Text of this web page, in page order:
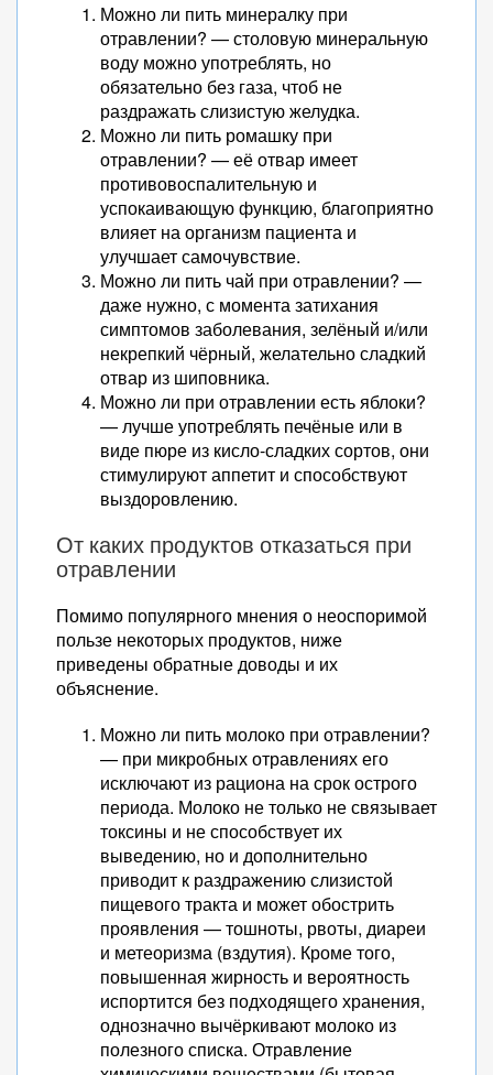
Можно ли пить минералку при
отравлении? — столовую минеральную
воду можно употреблять, но
обязательно без газа, чтоб не
раздражать слизистую желудка.
Можно ли пить ромашку при
отравлении? — её отвар имеет
противовоспалительную и
успокаивающую функцию, благоприятно
влияет на организм пациента и
улучшает самочувствие.
Можно ли пить чай при отравлении? —
даже нужно, с момента затихания
симптомов заболевания, зелёный и/или
некрепкий чёрный, желательно сладкий
отвар из шиповника.
Можно ли при отравлении есть яблоки?
— лучше употреблять печёные или в
виде пюре из кисло-сладких сортов, они
стимулируют аппетит и способствуют
выздоровлению.
От каких продуктов отказаться при
отравлении
Помимо популярного мнения о неоспоримой
пользе некоторых продуктов, ниже
приведены обратные доводы и их
объяснение.
Можно ли пить молоко при отравлении?
— при микробных отравлениях его
исключают из рациона на срок острого
периода. Молоко не только не связывает
токсины и не способствует их
выведению, но и дополнительно
приводит к раздражению слизистой
пищевого тракта и может обострить
проявления — тошноты, рвоты, диареи
и метеоризма (вздутия). Кроме того,
повышенная жирность и вероятность
испортится без подходящего хранения,
однозначно вычёркивают молоко из
полезного списка. Отравление